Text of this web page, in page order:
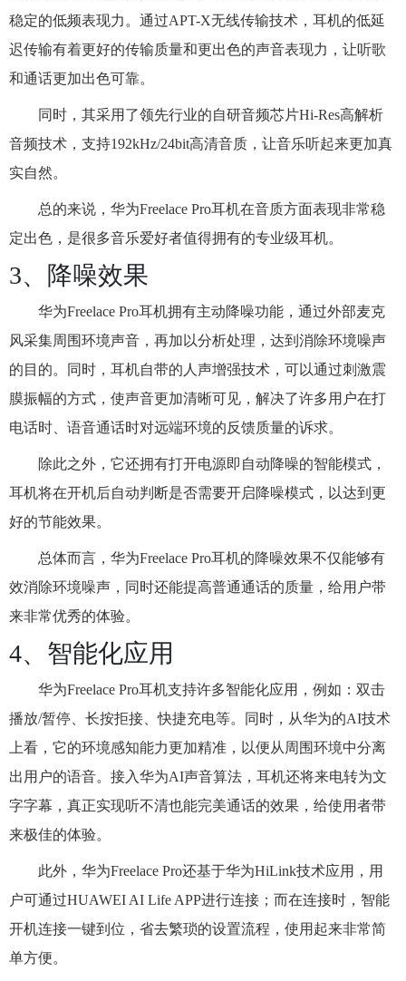
稳定的低频表现力。通过APT-X无线传输技术，耳机的低延
迟传输有着更好的传输质量和更出色的声音表现力，让听歌
和通话更加出色可靠。
同时，其采用了领先行业的自研音频芯片Hi-Res高解析
音频技术，支持192kHz/24bit高清音质，让音乐听起来更加真
实自然。
总的来说，华为Freelace Pro耳机在音质方面表现非常稳
定出色，是很多音乐爱好者值得拥有的专业级耳机。
3、降噪效果
华为Freelace Pro耳机拥有主动降噪功能，通过外部麦克
风采集周围环境声音，再加以分析处理，达到消除环境噪声
的目的。同时，耳机自带的人声增强技术，可以通过刺激震
膜振幅的方式，使声音更加清晰可见，解决了许多用户在打
电话时、语音通话时对远端环境的反馈质量的诉求。
除此之外，它还拥有打开电源即自动降噪的智能模式，
耳机将在开机后自动判断是否需要开启降噪模式，以达到更
好的节能效果。
总体而言，华为Freelace Pro耳机的降噪效果不仅能够有
效消除环境噪声，同时还能提高普通通话的质量，给用户带
来非常优秀的体验。
4、智能化应用
华为Freelace Pro耳机支持许多智能化应用，例如：双击
播放/暂停、长按拒接、快捷充电等。同时，从华为的AI技术
上看，它的环境感知能力更加精准，以便从周围环境中分离
出用户的语音。接入华为AI声音算法，耳机还将来电转为文
字字幕，真正实现听不清也能完美通话的效果，给使用者带
来极佳的体验。
此外，华为Freelace Pro还基于华为HiLink技术应用，用
户可通过HUAWEI AI Life APP进行连接；而在连接时，智能
开机连接一键到位，省去繁琐的设置流程，使用起来非常简
单方便。